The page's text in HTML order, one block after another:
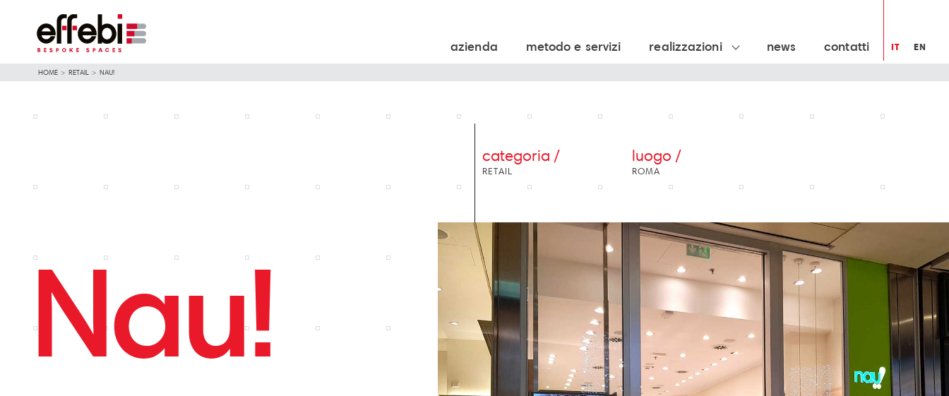
IT EN
azienda metodo e servizi realizzazioni news contatti
HOME > RETAIL > NAU!
categoria /
RETAIL
luogo /
ROMA
Nau!